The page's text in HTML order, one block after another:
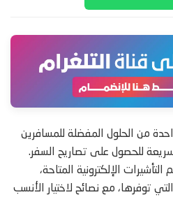
من الحلول المفضلة للمسافرين
للحصول على تصاريح السفر.
الإلكترونية المتاحة،
توفرها، مع نصائح لاختيار الأنسب